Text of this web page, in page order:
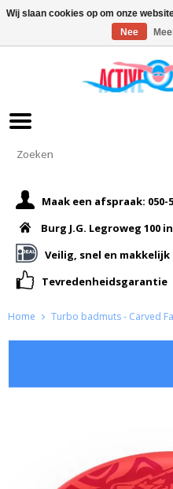
Maak een afspraak: 050-
Burg J.G. Legroweg 100
Veilig, snel en
Tevredenheidsgarantie
Home Turbo badmuts - Carved
Wij slaan cookies op om onze
Nee